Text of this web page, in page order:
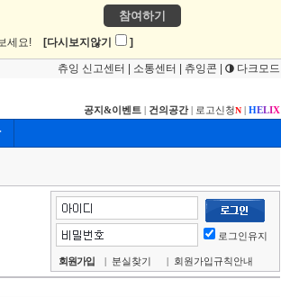
참여하기
세요! [다시보지않기 ]
츄잉 신고센터 소통센터 츄잉콘 다크모드
공지&이벤트 | 건의공간| 로고신청N | HELIX
로그인유지
회원가입 | 분실찾기 | 회원가입규칙안내